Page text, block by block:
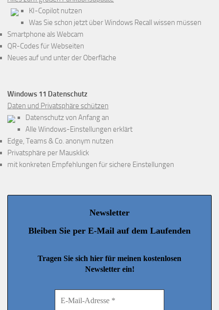
KI-Copilot nutzen
Was Sie schon jetzt über Windows Recall wissen müssen
Smartphone als Webcam
QR-Codes für Webseiten
Neues auf und unter der Oberfläche
Windows 11 Datenschutz
Daten und Privatsphäre schützen
Datenschutz von Anfang an
Alle Windows-Einstellungen erklärt
Edge, Teams & Co. anonym nutzen
Privatsphäre per Mausklick
mit konkreten Empfehlungen für sichere Einstellungen
Newsletter
Bleiben Sie per E-Mail auf dem Laufenden
Tragen Sie sich hier für meinen kostenlosen
Newsletter ein!